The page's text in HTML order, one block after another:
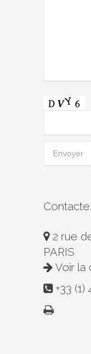
2 rue
PARIS
Voir la
+33